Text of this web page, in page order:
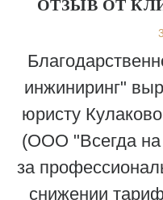
ОТЗЫВ ОТ
инжиниринг"
юристу
(ООО "Всегда
за
снижении